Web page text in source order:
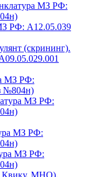
МЗ РФ:
РФ: A12.05.039
(скрининг).
МЗ РФ:
№804н)
МЗ РФ:
МЗ РФ:
МЗ РФ:
Квику, МНО).